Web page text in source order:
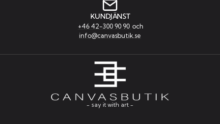
KUNDJÄNST
+46 42-300 90 90 och
info@canvasbutik.se
- say it with art -